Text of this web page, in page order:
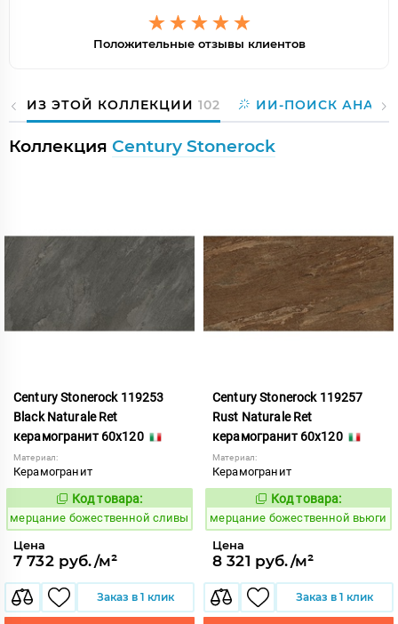
Положительные отзывы клиентов
ИЗ ЭТОЙ КОЛЛЕКЦИИ 102 ИИ-ПОИСК
Коллекция Century Stonerock
Century Stonerock 119253
Black Naturale Ret
керамогранит 60x120
Материал:
Керамогранит
969511
Код товара:
мерцание божественной сливы
Цена
7 732 руб./м²
Заказ в 1 клик
Century Stonerock 119257
Rust Naturale Ret
керамогранит 60x120
Материал:
Керамогранит
969514
Код товара:
мерцание божественной вьюги
Цена
8 321 руб./м²
Заказ в 1 клик